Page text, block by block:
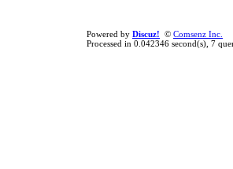
Powered by Discuz! © Comsenz Inc.
Processed in 0.042346 second(s), 7